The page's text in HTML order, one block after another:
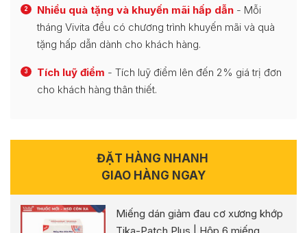
2 Nhiều quà tặng và khuyến mãi hấp dẫn - Mỗi
tháng Vivita đều có chương trình khuyến mãi và quà
tặng hấp dẫn dành cho khách hàng.
3 Tích luỹ điểm - Tích luỹ điểm lên đến 2% giá trị đơn
cho khách hàng thân thiết.
ĐẶT HÀNG NHANH
GIAO HÀNG NGAY
Miếng dán giảm đau cơ xương khớp